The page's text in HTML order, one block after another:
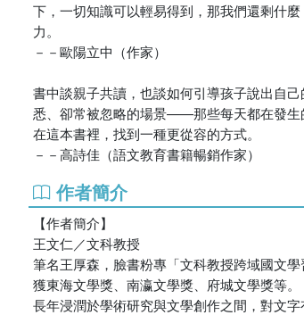
下，一切知識可以輕易得到，那我們還剩什
力。
－－歐陽立中（作家）
書中談親子共讀，也談如何引導孩子說出自
悉、卻常被忽略的場景——那些每天都在發生
在這本書裡，找到一種更從容的方式。
－－高詩佳（語文教育書籍暢銷作家）
作者簡介
【作者簡介】
王文仁／文科教授
筆名王厚森，臉書粉專「文科教授跨域國文
獲東海文學獎、南瀛文學獎、府城文學獎等。
長年浸潤於學術研究與文學創作之間，對文